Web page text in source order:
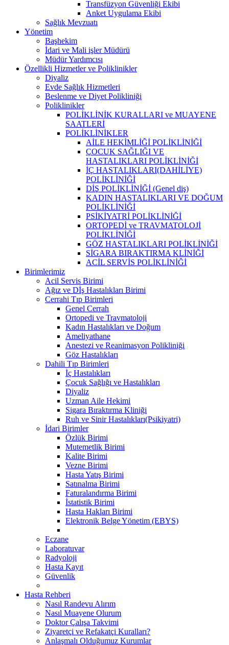
Transfüzyon Güvenliği Ekibi
Anket Uygulama Ekibi
Sağlık Mevzuatı
Yönetim
Başhekim
İdari ve Mali işler Müdürü
Müdür Yardımcısı
Özellikli Hizmetler ve Poliklinikler
Diyaliz
Evde Sağlık Hizmetleri
Beslenme ve Diyet Polikliniği
Poliklinikler
POLİKLİNİK KURALLARI ve MUAYENE
SAATLERİ
POLİKLİNİKLER
AİLE HEKİMLİĞİ POLİKLİNİĞİ
ÇOCUK SAĞLIĞI VE
HASTALIKLARI POLİKLİNİĞİ
İÇ HASTALIKLARI(DAHİLİYE)
POLİKLİNİĞİ
DİŞ POLİKLİNİĞİ (Genel diş)
KADIN HASTALIKLARI VE DOĞUM
POLİKLİNİĞİ
PSİKİYATRİ POLİKLİNİĞİ
ORTOPEDİ ve TRAVMATOLOJİ
POLİKLİNİĞİ
GÖZ HASTALIKLARI POLİKLİNİĞİ
SİGARA BIRAKTIRMA KLİNİĞİ
ACİL SERVİS POLİKLİNİĞİ
Birimlerimiz
Acil Servis Birimi
Ağız ve Dİş Hastalıkları Birimi
Cerrahi Tıp Birimleri
Genel Cerrah
Ortopedi ve Travmatoloji
Kadın Hastalıkları ve Doğum
Ameliyathane
Anestezi ve Reanimasyon Polikliniği
Göz Hastalıkları
Dahili Tıp Birimleri
İç Hastalıkları
Çocuk Sağlığı ve Hastalıkları
Diyaliz
Uzman Aile Hekimi
Sigara Bıraktırma Kliniği
Ruh ve Sinir Hastalıkları(Psikiyatri)
İdari Birimler
Özlük Birimi
Mutemetlik Birimi
Kalite Birimi
Vezne Birimi
Hasta Yatış Birimi
Satınalma Birimi
Faturalandırma Birimi
İstatistik Birimi
Hasta Hakları Birimi
Elektronik Belge Yönetim (EBYS)
Eczane
Laboratuvar
Radyoloji
Hasta Kayıt
Güvenlik
Hasta Rehberi
Nasıl Randevu Alırım
Nasıl Muayene Olurum
Doktor Çalışa Takvimi
Ziyaretçi ve Refakatçi Kuralları?
Anlaşmalı Olduğumuz Kurumlar